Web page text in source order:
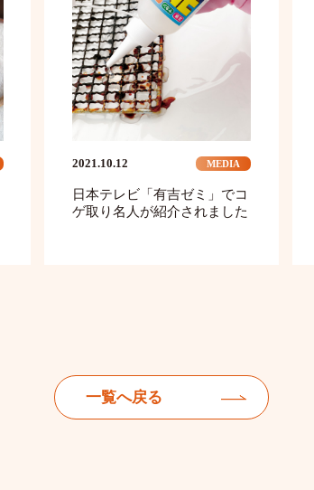
2021.10.12 MEDIA
日本テレビ「有吉ゼミ」でコ
ゲ取り名人が紹介されました
一覧へ戻る